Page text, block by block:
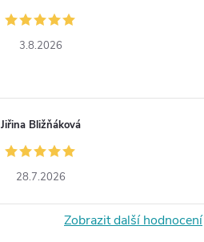
3.8.2026
Jiřina Bližňáková
28.7.2026
Zobrazit další hodnocení